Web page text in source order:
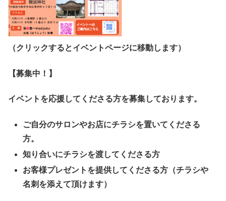
（クリックするとイベントページに移動します）
【募集中！】
イベントを応援してくださる方を募集しております。
ご自分のサロンやお店にチラシを置いてくださる
方。
知り合いにチラシを渡してくださる方
お客様プレゼントを提供してくださる方（チラシや
名刺を添えて頂けます）